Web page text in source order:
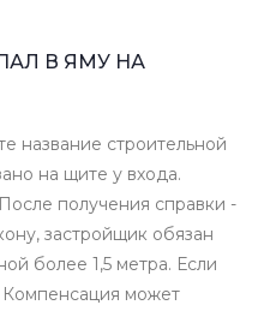
В ЯМУ НА
название строительной
на щите у входа.
получения справки -
застройщик обязан
более 1,5 метра. Если
Компенсация может